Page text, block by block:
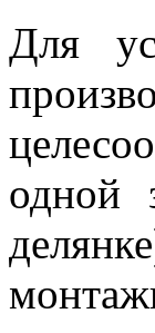
Для
одной